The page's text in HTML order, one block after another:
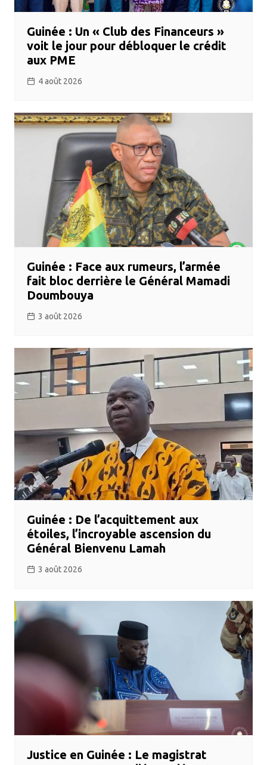
Guinée : Un « Club des Financeurs »
voit le jour pour débloquer le crédit
aux PME
4 août 2026
Guinée : Face aux rumeurs, l’armée
fait bloc derrière le Général Mamadi
Doumbouya
3 août 2026
Guinée : De l’acquittement aux
étoiles, l’incroyable ascension du
Général Bienvenu Lamah
3 août 2026
​Justice en Guinée : Le magistrat